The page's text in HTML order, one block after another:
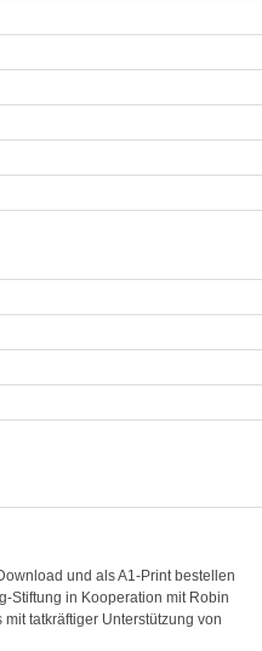
und als A1-Print bestellen
Stiftung in Kooperation mit Robin
tatkräftiger Unterstützung von